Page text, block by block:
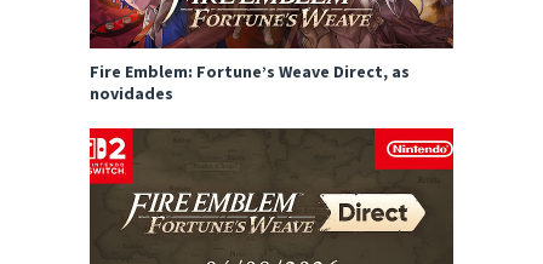
Fire Emblem: Fortune’s Weave Direct, as
novidades